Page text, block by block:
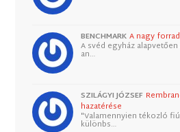
BENCHMARK A nagy
A svéd egyház
an…
SZILÁGYI JÓZSEF
hazatérése
"Valamennyien tékozló
különbs…